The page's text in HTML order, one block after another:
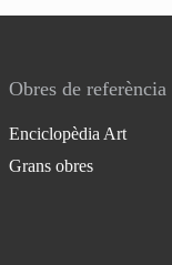
Obres de referència
Enciclopèdia Art
Grans obres